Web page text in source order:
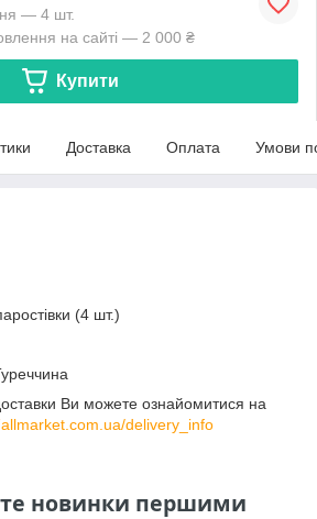
— 4 шт.
на сайті — 2 000 ₴
Купити
Доставка Оплата Умови
(4 шт.)
Ви можете ознайомитися на
delivery_info
новинки першими